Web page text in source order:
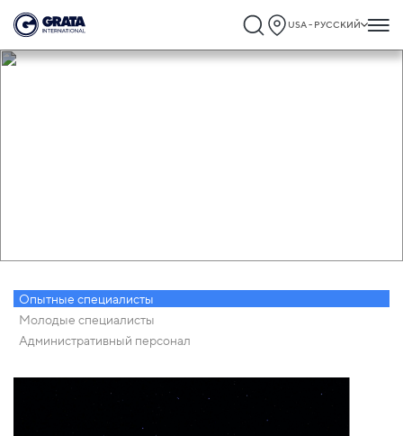
USA - РУССКИЙ
Опытные специалисты
Молодые специалисты
Административный персонал